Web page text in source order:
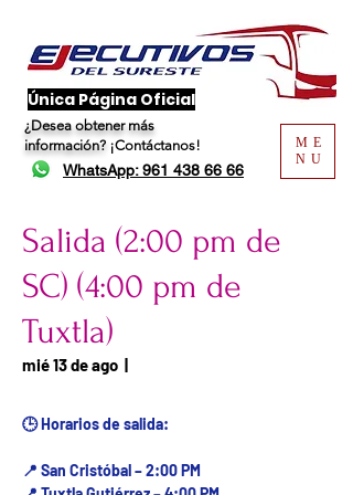
​Única Página Oficial
¿Desea obtener más
información? ¡Contáctanos!
WhatsApp: 961 438 66 66
ME
NU
Salida (2:00 pm de
SC) (4:00 pm de
Tuxtla)
mié 13 de ago
  |
🕒 Horarios de salida:
📍 San Cristóbal – 2:00 PM